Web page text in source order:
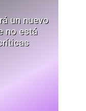
un nuevo
no está